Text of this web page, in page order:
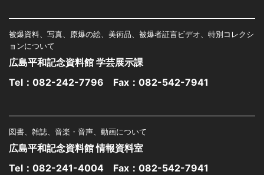
被爆資料、写真、原爆の絵、美術品、被爆者証言ビデオ、特別コレクシ
ョンについて
広島平和記念資料館 学芸展示課
Tel： 082-242-7796 Fax：082-542-7941
図書、雑誌、音楽・音声、動画について
広島平和記念資料館 情報資料室
Tel： 082-241-4004 Fax：082-542-7941